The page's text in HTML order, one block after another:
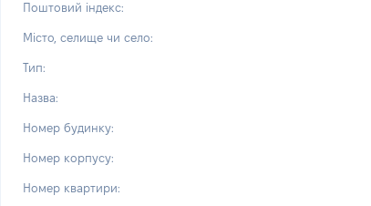
Поштовий індекс:
Місто, селище чи село:
Тип:
Назва:
Номер будинку:
Номер корпусу:
Номер квартири: